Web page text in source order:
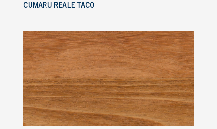
CUMARU REALE TACO